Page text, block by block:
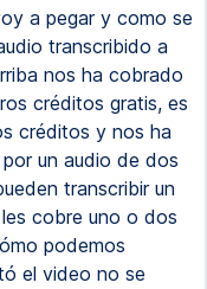
a pegar y como se
transcribido a
nos ha cobrado
créditos gratis, es
créditos y nos ha
un audio de dos
transcribir un
cobre uno o dos
podemos
el video no se